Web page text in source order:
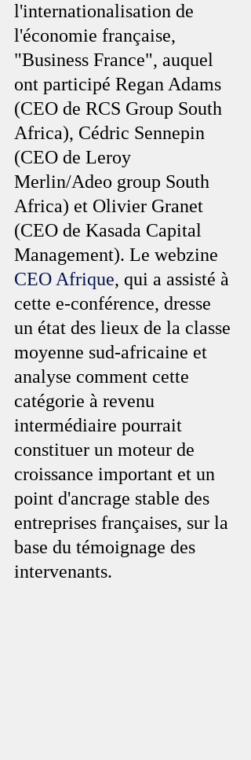
l'internationalisation de
l'économie française,
"Business France", auquel
ont participé Regan Adams
(CEO de RCS Group South
Africa), Cédric Sennepin
(CEO de Leroy
Merlin/Adeo group South
Africa) et Olivier Granet
(CEO de Kasada Capital
Management). Le webzine
CEO Afrique, qui a assisté à
cette e-conférence, dresse
un état des lieux de la classe
moyenne sud-africaine et
analyse comment cette
catégorie à revenu
intermédiaire pourrait
constituer un moteur de
croissance important et un
point d'ancrage stable des
entreprises françaises, sur la
base du témoignage des
intervenants.